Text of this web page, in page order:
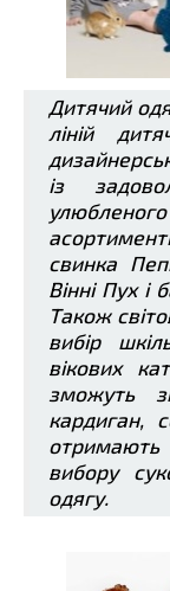
Дитячий
ліній
із
свинка
Вінні Пух і
Також
вибір
вікових
зможуть
кардиган,
вибору
одягу.